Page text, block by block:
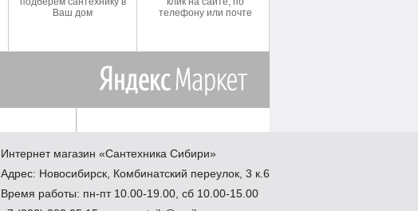
Ваш дом
телефону или почте
Интернет магазин «Сантехника Сибири»
Адрес: Новосибирск Комбинатский переулок, 3 к.6
Время работы: пн-пт 10.00-19.00, сб 10.00-15.00